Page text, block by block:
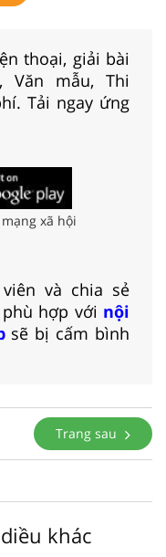
thoại, giải bài
Văn mẫu, Thi
Tải ngay ứng
xã hội
và chia sẻ
hợp với nội
sẽ bị cấm bình
Trang sau
khác